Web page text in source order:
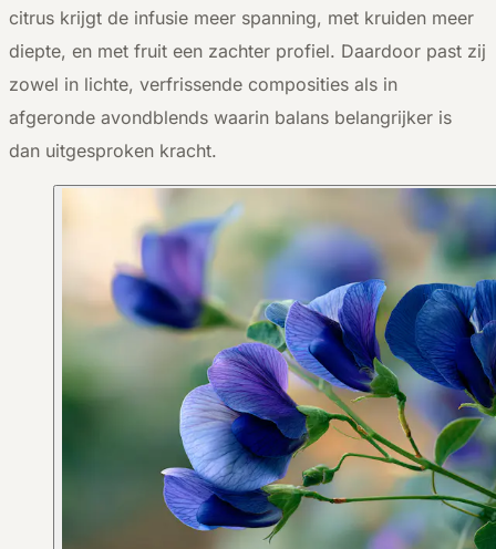
citrus krijgt de infusie meer spanning, met kruiden meer
diepte, en met fruit een zachter profiel. Daardoor past zij
zowel in lichte, verfrissende composities als in
afgeronde avondblends waarin balans belangrijker is
dan uitgesproken kracht.